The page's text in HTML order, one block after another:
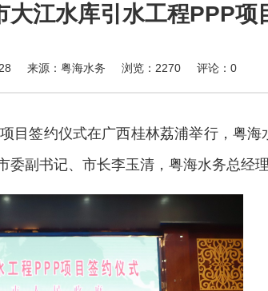
江水库引水工程PPP项
28 来源：粤海水务 浏览： 2270 评论：0
目签约仪式在广西桂林荔浦举行，粤
副书记、市长李玉清，粤海水务总经